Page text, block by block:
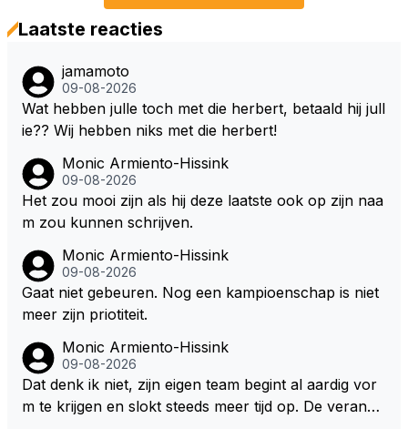
Laatste reacties
jamamoto
09-08-2026
Wat hebben julle toch met die herbert, betaald hij jull
ie?? Wij hebben niks met die herbert!
Monic Armiento-Hissink
09-08-2026
Het zou mooi zijn als hij deze laatste ook op zijn naa
m zou kunnen schrijven.
Monic Armiento-Hissink
09-08-2026
Gaat niet gebeuren. Nog een kampioenschap is niet
meer zijn priotiteit.
Monic Armiento-Hissink
09-08-2026
Dat denk ik niet, zijn eigen team begint al aardig vor
m te krijgen en slokt steeds meer tijd op. De verande